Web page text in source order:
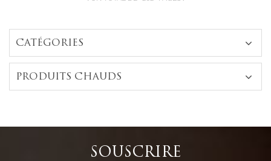
CATÉGORIES
PRODUITS CHAUDS
SOUSCRIRE